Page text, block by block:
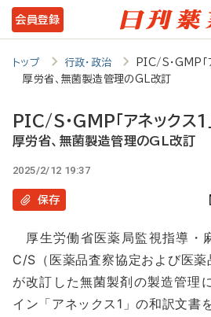
メ
イ
テ
ツ
に
動
会員登録
トップ 行政・政治
PIC/S・GMP「
厚労省、無菌製造管理のGL改訂
PIC/S・GMP「アネックス1
厚労省、無菌製造管理のGL改訂
2025/2/12 19:37
保存
厚生労働省医薬局監視指導・
C/S（医薬品査察協定および医薬
が改訂した無菌製剤の製造管理
イン「アネックス1」の和訳文書